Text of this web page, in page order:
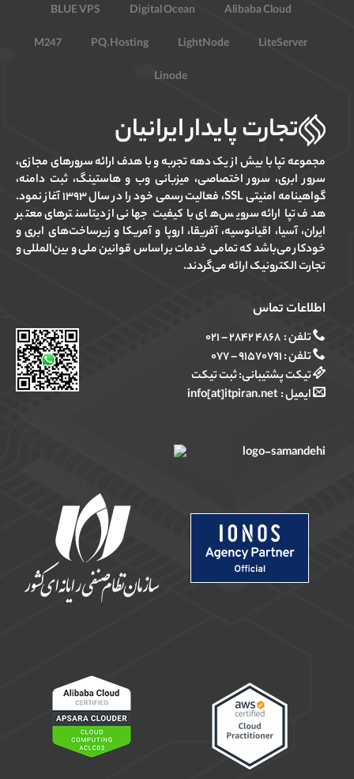
BLUE VPS
Digital Ocean
Alibaba Cloud
M247
PQ.Hosting LightNode
LiteServer
Linode
تجارت پایدار ایرانیان
مجموعه تپا با بیش از یک دهه تجربه و با هدف ارائه سرورهای مجازی،
سرور ابری، سرور اختصاصی، میزبانی وب و هاستینگ، ثبت دامنه،
گواهینامه امنیتی SSL، فعالیت رسمی خود را در سال ۱۳۹۳ آغاز نمود.
هدف تپا ارائه سرویس‌های با کیفیت جهانی از دیتاسنترهای معتبر
ایران، آسیا، اقیانوسیه، آفریقا، اروپا و آمریکا و زیرساخت‌های ابری و
خودکار می‌باشد که تمامی خدمات بر اساس قوانین ملی و بین‌المللی و
تجارت الکترونیک ارائه می‌گردند.
اطلاعات تماس
تلفن :۴۸۶۸ ۲۸۴۲ – ۰۲۱
تلفن :۹۱۵۷۰۷۹۱ – ۰۷۷
تیکت پشتیبانی:ثبت تیکت
ایمیل : info[at]itpiran.net